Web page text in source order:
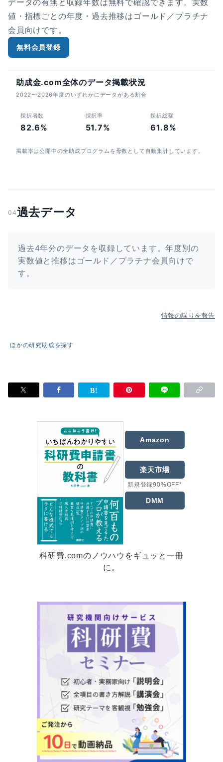
データの有無と収録年数は無料で確認できます。実数
値・指標ごとの年度・過去推移はゴールド／プラチナ
会員向けです。
無料会員登録
助成金.com全体のデータ掲載状況
2022〜2026年度のいずれかにデータがある割合
採択者数
82.6%
採択率
51.7%
採択総額
61.8%
掲載率は公開中の全助成プログラムを母数として自動集計しています。
04過去データ
過去4年分のデータを収録しています。年度別の
実数値と推移はゴールド／プラチナ会員向けで
す。
情報の誤りを報告
ほかの研究助成を探す
Amazon
楽天市場
新規登録90%OFF*
DMM
科研費.comのノウハウをギュッと一冊
に。